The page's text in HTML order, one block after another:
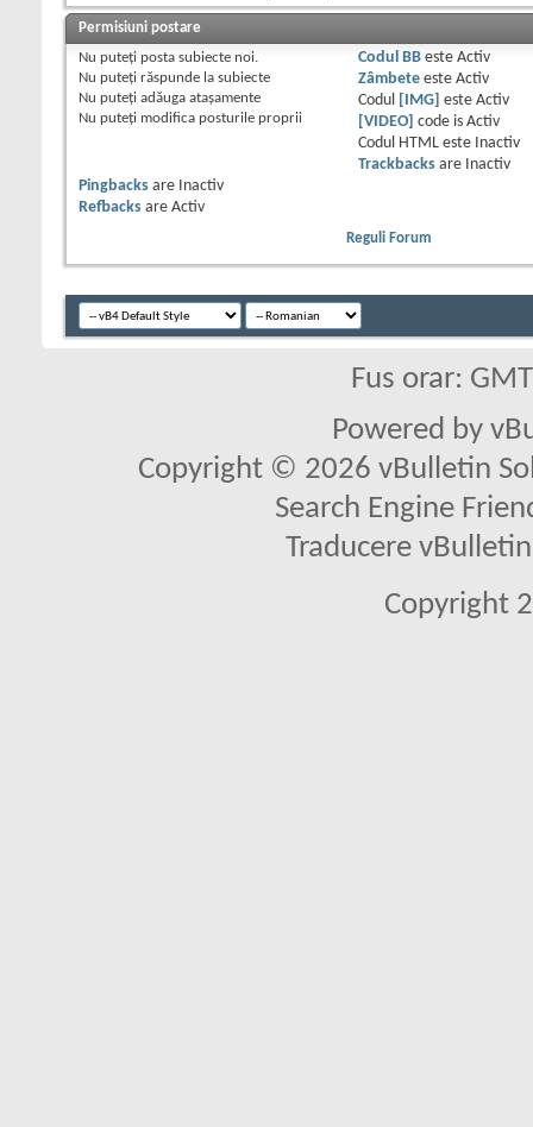
Permisiuni postare
Nu puteţi posta subiecte noi.
Nu puteţi răspunde la subiecte
Nu puteţi adăuga ataşamente
Nu puteţi modifica posturile proprii
Codul BBeste Activ
Zâmbeteeste Activ
Codul
[IMG] este Activ
[VIDEO] code is Activ
Codul HTML este
Inactiv
Trackbacksare
Inactiv
Pingbacks are
Inactiv
Refbacks are Activ
Reguli Forum
Fus orar:
Powered by
Copyright © 2026 vBulletin
Search Engine
Traducere
Copyright